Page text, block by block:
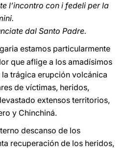
l’incontro con i fedeli per la
dal Santo Padre.
estamos particularmente
que aflige a los amadísimos
trágica erupción volcánica
de víctimas, heridos,
extensos territorios,
y Chinchiná.
descanso de los
recuperación de los heridos,